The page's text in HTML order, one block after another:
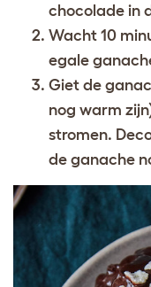
chocolade in
Wacht 10
egale
Giet de
nog warm
stromen.
de ganache